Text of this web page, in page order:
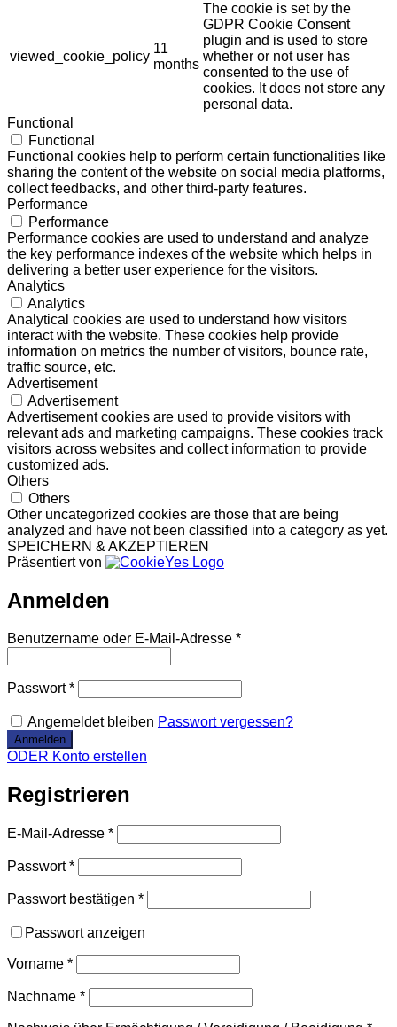
viewed_cookie_policy
11
months
The cookie is set by the
GDPR Cookie Consent
plugin and is used to store
whether or not user has
consented to the use of
cookies. It does not store any
personal data.
Functional
Functional
Functional cookies help to perform certain functionalities like
sharing the content of the website on social media platforms,
collect feedbacks, and other third-party features.
Performance
Performance
Performance cookies are used to understand and analyze
the key performance indexes of the website which helps in
delivering a better user experience for the visitors.
Analytics
Analytics
Analytical cookies are used to understand how visitors
interact with the website. These cookies help provide
information on metrics the number of visitors, bounce rate,
traffic source, etc.
Advertisement
Advertisement
Advertisement cookies are used to provide visitors with
relevant ads and marketing campaigns. These cookies track
visitors across websites and collect information to provide
customized ads.
Others
Others
Other uncategorized cookies are those that are being
analyzed and have not been classified into a category as yet.
SPEICHERN & AKZEPTIEREN
Präsentiert von
Anmelden
Benutzername oder E-Mail-Adresse *
Passwort*
Angemeldet bleiben Passwort vergessen?
ODER Konto erstellen
Registrieren
E-Mail-Adresse *
Passwort*
Passwort bestätigen *
Passwort anzeigen
Vorname *
Nachname *